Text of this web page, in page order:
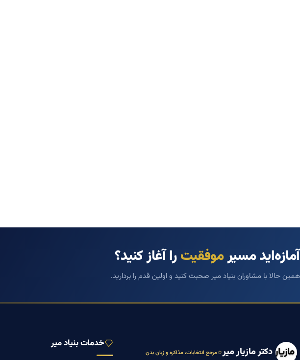
آمازه‌اید مسیرموفقیترا آغاز کنید؟
همین حالا با مشاوران بنیاد میر صحبت کنید و اولین قدم را بردارید.
دکتر مازیار میر مرجع انتخابات، مذاکره و زبان بدن
خدمات بنیاد میر